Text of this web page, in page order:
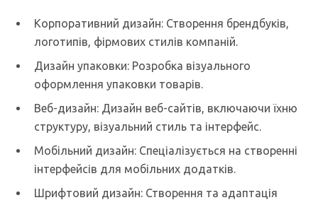
Корпоративний дизайн: Створення брендбуків,
логотипів, фірмових стилів компаній.
Дизайн упаковки: Розробка візуального
оформлення упаковки товарів.
Веб-дизайн: Дизайн веб-сайтів, включаючи їхню
структуру, візуальний стиль та інтерфейс.
Мобільний дизайн: Спеціалізується на створенні
інтерфейсів для мобільних додатків.
Шрифтовий дизайн: Створення та адаптація